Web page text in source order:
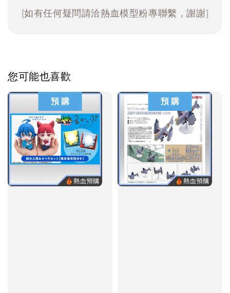
[如有任何疑問請洽熱血模型粉專聯繫，謝謝]
您可能也喜歡
預 購 預 購